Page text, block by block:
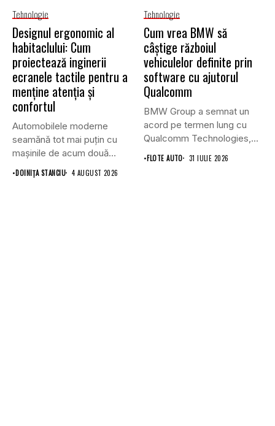
Tehnologie
Designul ergonomic al
habitaclului: Cum
proiectează inginerii
ecranele tactile pentru a
menține atenția și
confortul
Automobilele moderne
seamănă tot mai puțin cu
mașinile de acum două
decenii....
•DOINIŢA STANCIU 4 AUGUST 2026
Tehnologie
Cum vrea BMW să
câștige războiul
vehiculelor definite prin
software cu ajutorul
Qualcomm
BMW Group a semnat un
acord pe termen lung cu
Qualcomm Technologies,...
•FLOTE AUTO 31 IULIE 2026